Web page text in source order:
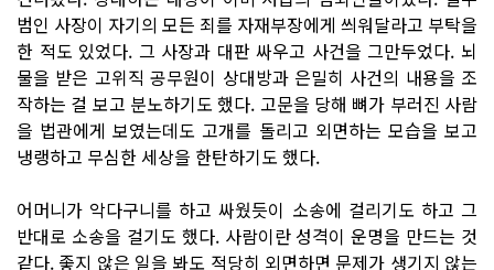
범인 사장이 자기의 모든 죄를 자재부장에게 씌워달라고 부탁을
한 적도 있었다. 그 사장과 대판 싸우고 사건을 그만두었다. 뇌
물을 받은 고위직 공무원이 상대방과 은밀히 사건의 내용을 조
작하는 걸 보고 분노하기도 했다. 고문을 당해 뼈가 부러진 사람
을 법관에게 보였는데도 고개를 돌리고 외면하는 모습을 보고
냉랭하고 무심한 세상을 한탄하기도 했다.
어머니가 악다구니를 하고 싸웠듯이 소송에 걸리기도 하고 그
반대로 소송을 걸기도 했다. 사람이란 성격이 운명을 만드는 것
같다. 좋지 않은 일을 봐도 적당히 외면하면 문제가 생기지 않는